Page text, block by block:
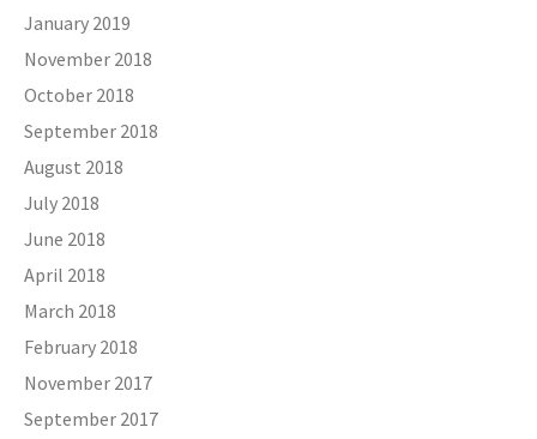
January 2019
November 2018
October 2018
September 2018
August 2018
July 2018
June 2018
April 2018
March 2018
February 2018
November 2017
September 2017